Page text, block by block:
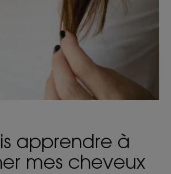
apprendre à
mes cheveux